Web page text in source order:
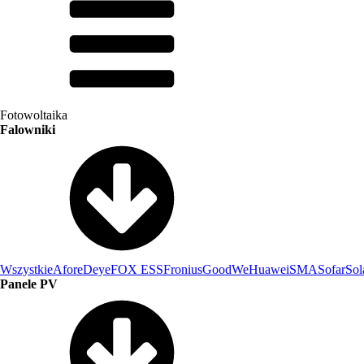
Fotowoltaika
Falowniki
WszystkieAforeDeyeFOX ESSFroniusGoodWeHuaweiSMASofar
Panele PV